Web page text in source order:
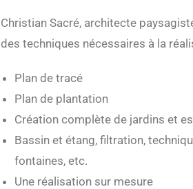
Christian Sacré, architecte
des techniques nécessaires à la
Plan de tracé
Plan de plantation
Création complète de jardins et
Bassin et étang, filtration,
fontaines, etc.
Une réalisation sur mesure